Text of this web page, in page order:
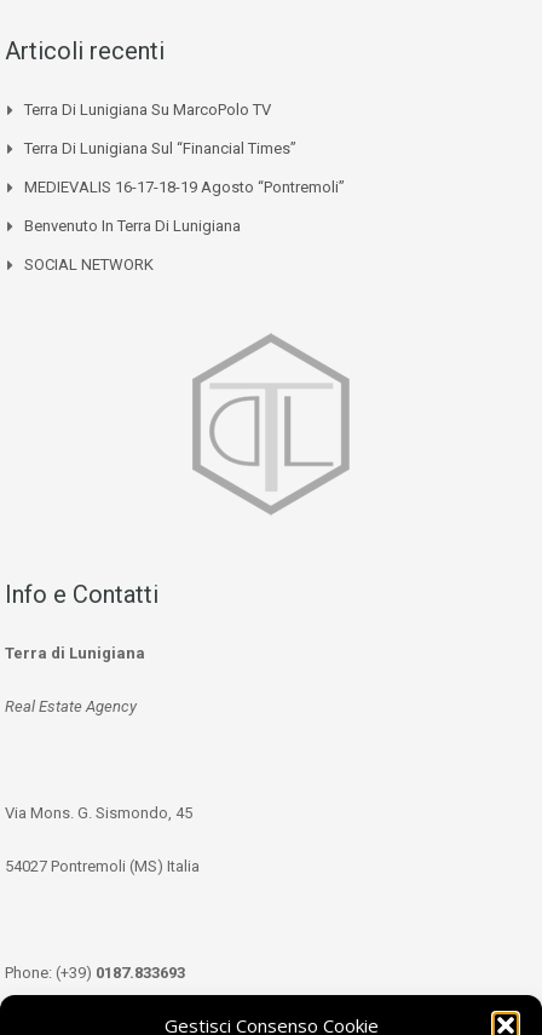
Gestisci Consenso Cookie
Articoli recenti
Terra Di Lunigiana Su MarcoPolo TV
Terra Di Lunigiana Sul “Financial Times”
MEDIEVALIS 16-17-18-19 Agosto “Pontremoli”
Benvenuto In Terra Di Lunigiana
SOCIAL NETWORK
Info e Contatti
Terra di Lunigiana
Real Estate Agency
Via Mons. G. Sismondo, 45
54027 Pontremoli (MS) Italia
Phone: (+39) 0187.833693
349.3489333